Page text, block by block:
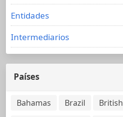
Entidades
Intermediarios
Países
Bahamas Brazil
British